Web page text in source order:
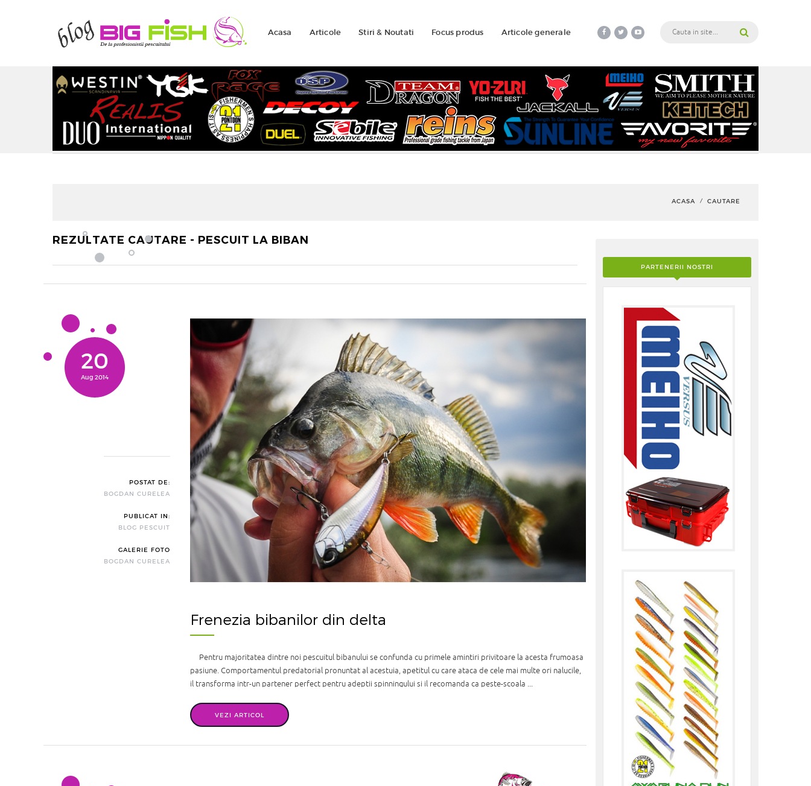
Acasa Articole Stiri & Noutati Focus produs Articole generale
ACASA / CAUTARE
REZULTATE CAUTARE - PESCUIT LA BIBAN
20
Aug 2014
POSTAT DE:
BOGDAN CURELEA
PUBLICAT IN:
BLOG PESCUIT
GALERIE FOTO
BOGDAN CURELEA
Frenezia bibanilor din delta
Pentru majoritatea dintre noi pescuitul bibanului se confunda cu primele amintiri privitoare la acesta frumoasa
pasiune. Comportamentul predatorial pronuntat al acestuia, apetitul cu care ataca de cele mai multe ori nalucile,
il transforma intr-un partener perfect pentru adeptii spinningului si il recomanda ca peste-scoala ...
VEZI ARTICOL
PARTENERII NOSTRI